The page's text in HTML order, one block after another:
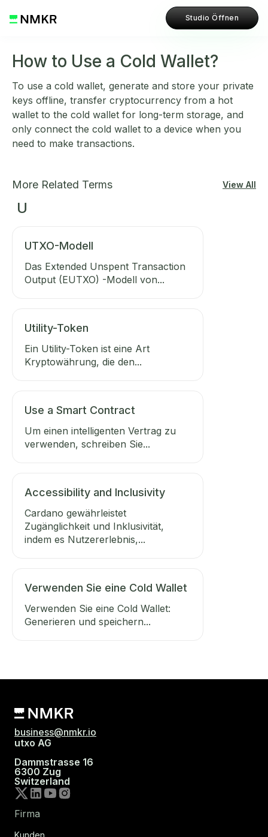
Studio Öffnen
How to Use a Cold Wallet?
To use a cold wallet, generate and store your private
keys offline, transfer cryptocurrency from a hot
wallet to the cold wallet for long-term storage, and
only connect the cold wallet to a device when you
need to make transactions.
More Related Terms View All
U
UTXO-Modell
Das Extended Unspent Transaction
Output (EUTXO) -Modell von...
Utility-Token
Ein Utility-Token ist eine Art
Kryptowährung, die den...
Use a Smart Contract
Um einen intelligenten Vertrag zu
verwenden, schreiben Sie...
Accessibility and Inclusivity
Cardano gewährleistet
Zugänglichkeit und Inklusivität,
indem es Nutzererlebnis,...
Verwenden Sie eine Cold Wallet
Verwenden Sie eine Cold Wallet:
Generieren und speichern...
business@nmkr.io
utxo AG
Dammstrasse 16
6300 Zug
Switzerland
Firma
Kunden